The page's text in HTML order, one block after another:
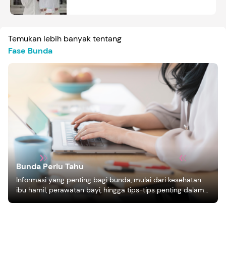
Temukan lebih banyak tentang
Fase Bunda
Bunda Perlu Tahu
Informasi yang penting bagi bunda, mulai dari kesehatan
ibu hamil, perawatan bayi, hingga tips-tips penting dalam
mengasuh anak